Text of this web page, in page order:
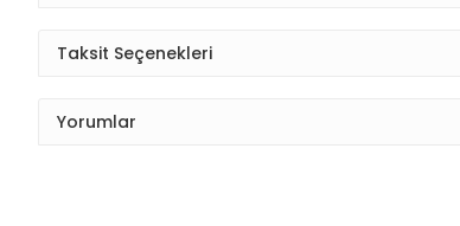
Taksit Seçenekleri
Yorumlar